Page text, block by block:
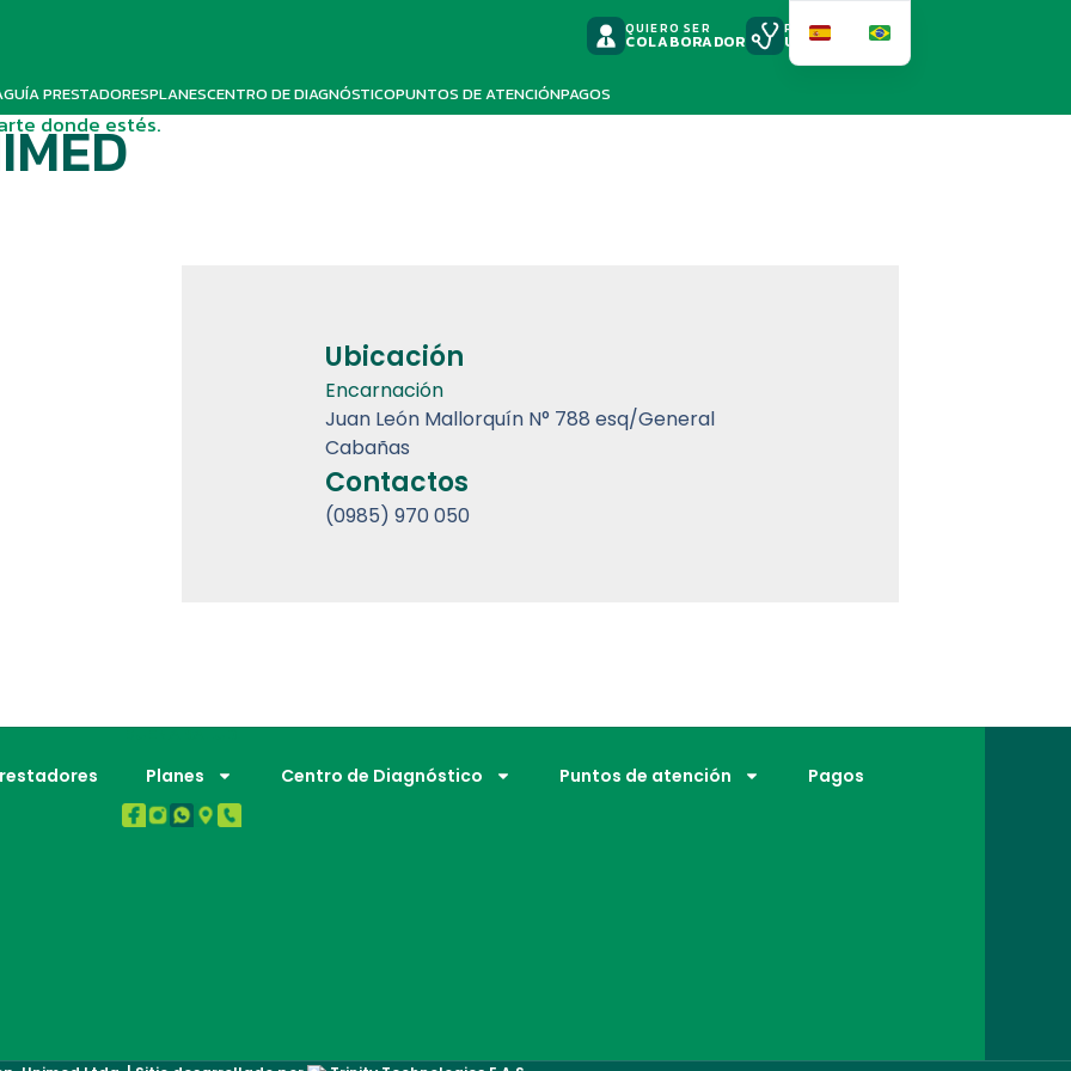
QUIERO SER
COLABORADOR
PODSCAST
UNIMED
GUÍA PRESTADORESPLANESCENTRO DE DIAGNÓSTICOPUNTOS DE ATENCIÓNPAGOS
donde estés.
Ubicación
Encarnación
Juan León Mallorquín N° 788 esq/General
Cabañas
Contactos
(0985) 970 050
BUENA SALUD.
Planes Centro de Diagnóstico Puntos de atención Pagos